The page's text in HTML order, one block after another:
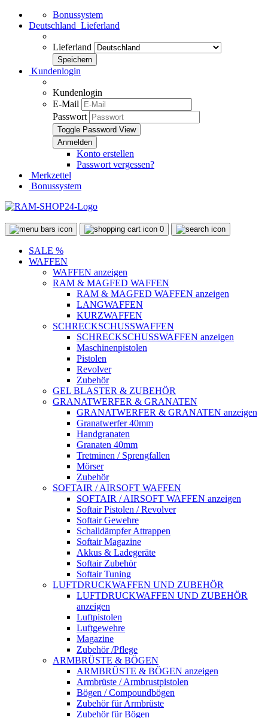
Bonussystem
Deutschland Lieferland
Lieferland
Kundenlogin
Kundenlogin
E-Mail
Passwort
Toggle Password View
Konto erstellen
Passwort vergessen?
Merkzettel
Bonussystem
0
SALE %
WAFFEN
WAFFEN anzeigen
RAM & MAGFED WAFFEN
RAM & MAGFED WAFFEN anzeigen
LANGWAFFEN
KURZWAFFEN
SCHRECKSCHUSSWAFFEN
SCHRECKSCHUSSWAFFEN anzeigen
Maschinenpistolen
Pistolen
Revolver
Zubehör
GEL BLASTER & ZUBEHÖR
GRANATWERFER & GRANATEN
GRANATWERFER & GRANATEN anzeigen
Granatwerfer 40mm
Handgranaten
Granaten 40mm
Tretminen / Sprengfallen
Mörser
Zubehör
SOFTAIR / AIRSOFT WAFFEN
SOFTAIR / AIRSOFT WAFFEN anzeigen
Softair Pistolen / Revolver
Softair Gewehre
Schalldämpfer Attrappen
Softair Magazine
Akkus & Ladegeräte
Softair Zubehör
Softair Tuning
LUFTDRUCKWAFFEN UND ZUBEHÖR
LUFTDRUCKWAFFEN UND ZUBEHÖR
anzeigen
Luftpistolen
Luftgewehre
Magazine
Zubehör /Pflege
ARMBRÜSTE & BÖGEN
ARMBRÜSTE & BÖGEN anzeigen
Armbrüste / Armbrustpistolen
Bögen / Compoundbögen
Zubehör für Armbrüste
Zubehör für Bögen